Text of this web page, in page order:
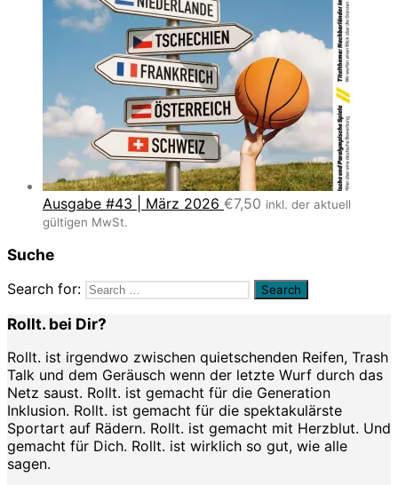
Ausgabe #43 | März 2026 €7,50 inkl. der aktuell
gültigen MwSt.
Suche
Search for:
Rollt. bei Dir?
Rollt. ist irgendwo zwischen quietschenden Reifen, Trash
Talk und dem Geräusch wenn der letzte Wurf durch das
Netz saust. Rollt. ist gemacht für die Generation
Inklusion. Rollt. ist gemacht für die spektakulärste
Sportart auf Rädern. Rollt. ist gemacht mit Herzblut. Und
gemacht für Dich. Rollt. ist wirklich so gut, wie alle
sagen.